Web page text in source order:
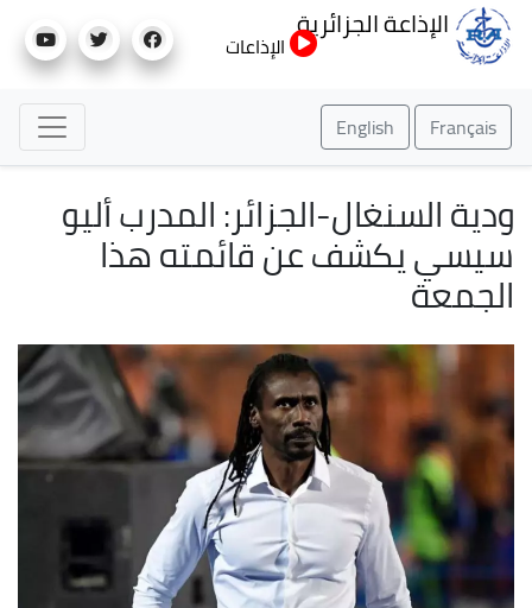
إلى
الإذاعة الجزائرية
الإذاعات
Français
English
ودية السنغال-الجزائر: المدرب أليو
سيسي يكشف عن قائمته هذا
الجمعة